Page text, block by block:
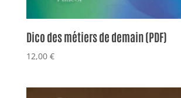
Dico des métiers de demain (PDF)
12,00 €